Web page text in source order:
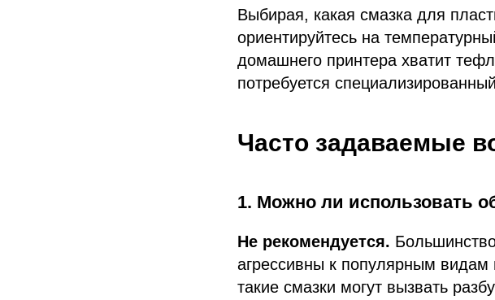
Выбирая, какая смазка для
ориентируйтесь на
домашнего принтера хватит
потребуется
Часто задаваемые
1. Можно ли использовать
Не рекомендуется.
агрессивны к популярным
такие смазки могут вызвать